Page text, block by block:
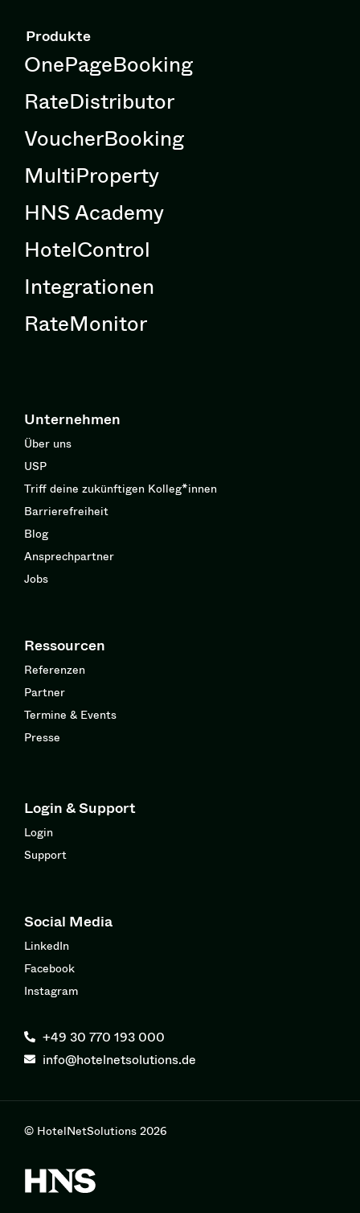
Produkte
OnePageBooking
RateDistributor
VoucherBooking
MultiProperty
HNS Academy
HotelControl
Integrationen
RateMonitor
Unternehmen
Über uns
USP
Triff deine zukünftigen Kolleg*innen
Barrierefreiheit
Blog
Ansprechpartner
Jobs
Ressourcen
Referenzen
Partner
Termine & Events
Presse
Login & Support
Login
Support
Social Media
LinkedIn
Facebook
Instagram
+49 30 770 193 000
info@hotelnetsolutions.de
© HotelNetSolutions 2026